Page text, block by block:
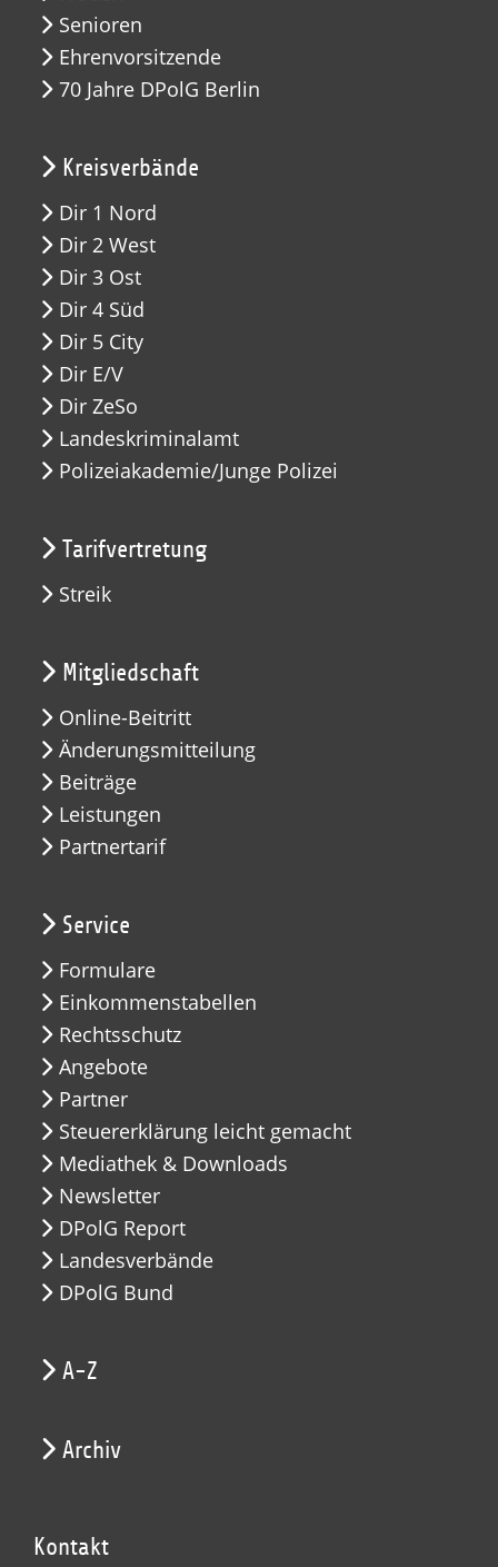
Senioren
Ehrenvorsitzende
70 Jahre DPolG Berlin
Kreisverbände
Dir 1 Nord
Dir 2 West
Dir 3 Ost
Dir 4 Süd
Dir 5 City
Dir E/V
Dir ZeSo
Landeskriminalamt
Polizeiakademie/Junge Polizei
Tarifvertretung
Streik
Mitgliedschaft
Online-Beitritt
Änderungsmitteilung
Beiträge
Leistungen
Partnertarif
Service
Formulare
Einkommenstabellen
Rechtsschutz
Angebote
Partner
Steuererklärung leicht gemacht
Mediathek & Downloads
Newsletter
DPolG Report
Landesverbände
DPolG Bund
A-Z
Archiv
Kontakt